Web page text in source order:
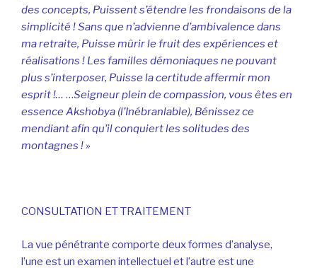
des concepts, Puissent s’étendre les frondaisons de la
simplicité !Sans que n’advienne d’ambivalence dans
ma retraite, Puisse mûrir le fruit des expériences et
réalisations ! Les familles démoniaques ne pouvant
plus s’interposer, Puisse la certitude affermir mon
esprit !… …Seigneur plein de compassion, vous êtes en
essence Akshobya (l’Inébranlable), Bénissez ce
mendiant afin qu’il conquiert les solitudes des
montagnes ! »
CONSULTATION ET TRAITEMENT
La vue pénétrante comporte deux formes d’analyse,
l’une est un examen intellectuel et l’autre est une